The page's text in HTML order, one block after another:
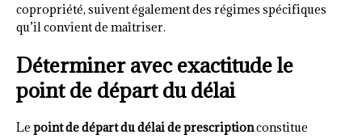
copropriété, suivent également des régimes spécifiques
qu’il convient de maîtriser.
Déterminer avec exactitude le
point de départ du délai
Le point de départ du délai de prescriptionconstitue